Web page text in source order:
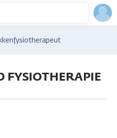
FYSIOTHERAPIE